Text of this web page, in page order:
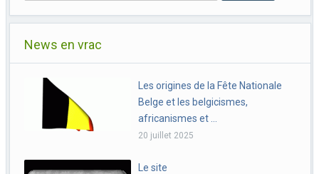
News en vrac
Les origines de la Fête Nationale
Belge et les belgicismes,
africanismes et …
20 juillet 2025
Le site